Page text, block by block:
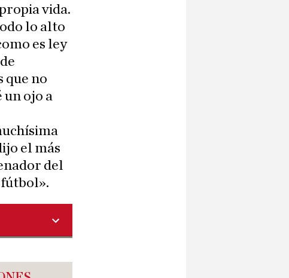
vida.
lo alto
es ley
que no
un ojo a
el más
del
fútbol».